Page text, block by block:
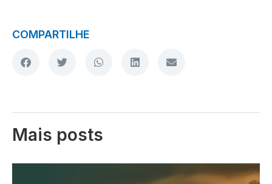
COMPARTILHE
Mais posts